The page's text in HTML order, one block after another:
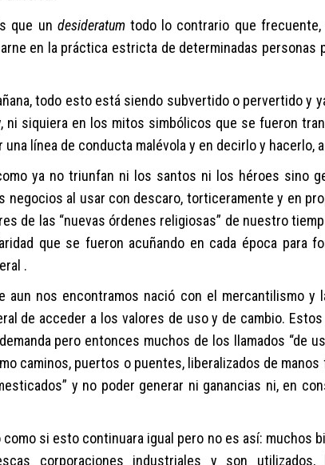
que un desideratum todo lo contrario que frecuente,
en la práctica estricta de determinadas personas
todo esto está siendo subvertido o pervertido y
ni siquiera en los mitos simbólicos que se fueron
una línea de conducta malévola y en decirlo y hacerlo,
ya no triunfan ni los santos ni los héroes sino
negocios al usar con descaro, torticeramentey en
de las “nuevas órdenes religiosas” de nuestro
que se fueron acuñando en cada época para
.
aun nos encontramos nació con el mercantilismo y
de acceder a los valores de uso y de cambio.
pero entonces muchos de los llamados “de
caminos, puertos o puentes, liberalizados de manos
y no poder generar ni ganancias ni, en
si esto continuara igual pero no es así: muchos
corporaciones industriales y son utilizados,